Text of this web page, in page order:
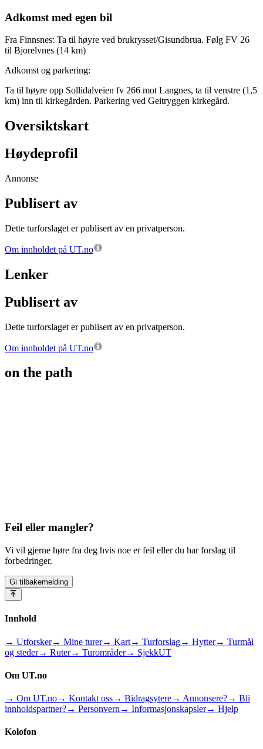
Adkomst med egen bil
Fra Finnsnes: Ta til høyre ved brukrysset/Gisundbrua. Følg FV 26
til Bjorelvnes (14 km)
Adkomst og parkering:
Ta til høyre opp Sollidalveien fv 266 mot Langnes, ta til venstre (1,5
km) inn til kirkegården. Parkering ved Geitryggen kirkegård.
Oversiktskart
Høydeprofil
Annonse
Publisert av
Dette turforslaget er publisert av en privatperson.
Om innholdet på UT.no
Lenker
Publisert av
Dette turforslaget er publisert av en privatperson.
Om innholdet på UT.no
on the path
Feil eller mangler?
Vi vil gjerne høre fra deg hvis noe er feil eller du har forslag til
forbedringer.
Gi tilbakemelding
Innhold
→ Utforsker→ Mine turer→ Kart→ Turforslag→ Hytter→ Turmål
og steder→ Ruter→ Turområder→ SjekkUT
Om UT.no
→ Om UT.no→ Kontakt oss→ Bidragsytere→ Annonsere?→ Bli
innholdspartner?→ Personvern → Informasjonskapsler→ Hjelp
Kolofon